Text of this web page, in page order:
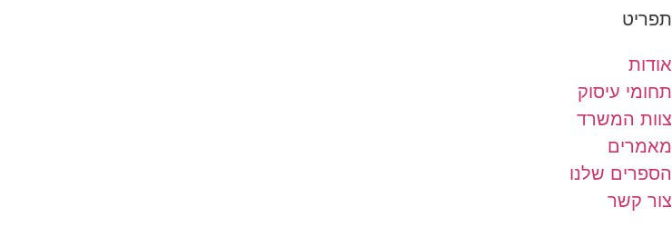
תפריט
אודות
תחומי עיסוק
צוות המשרד
מאמרים
הספרים שלנו
צור קשר